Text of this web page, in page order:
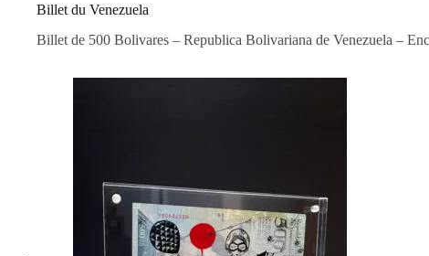
Billet du Venezuela
Billet de 500 Bolivares – Republica Bolivariana de Venezuela –